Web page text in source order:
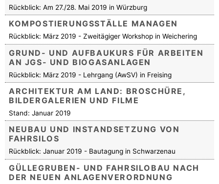
Rückblick: Am 27./28. Mai 2019 in Würzburg
KOMPOSTIERUNGSSTÄLLE MANAGEN
Rückblick: März 2019 - Zweitägiger Workshop in Weichering
GRUND- UND AUFBAUKURS FÜR ARBEITEN
AN JGS- UND BIOGASANLAGEN
Rückblick: März 2019 - Lehrgang (AwSV) in Freising
ARCHITEKTUR AM LAND: BROSCHÜRE,
BILDERGALERIEN UND FILME
Stand: Januar 2019
NEUBAU UND INSTANDSETZUNG VON
FAHRSILOS
Rückblick: Januar 2019 - Bautagung in Schwarzenau
GÜLLEGRUBEN- UND FAHRSILOBAU NACH
DER NEUEN ANLAGENVERORDNUNG